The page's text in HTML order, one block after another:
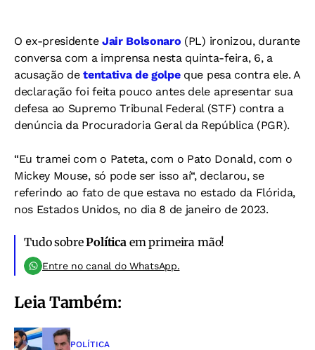
O ex-presidente Jair Bolsonaro (PL) ironizou, durante
conversa com a imprensa nesta quinta-feira, 6, a
acusação detentativa de golpeque pesa contra ele. A
declaração foi feita pouco antes dele apresentar sua
defesa ao Supremo Tribunal Federal (STF) contra a
denúncia da Procuradoria Geral da República (PGR).
“Eu tramei com o Pateta, com o Pato Donald, com o
Mickey Mouse, só pode ser isso aí“, declarou, se
referindo ao fato de que estava no estado da Flórida,
nos Estados Unidos, no dia 8 de janeiro de 2023.
Tudo sobrePolítica em primeira mão!
Entre no canal do WhatsApp.
Leia Também:
POLÍTICA